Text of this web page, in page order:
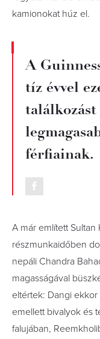
kamionokat húz el.
A
tíz évvel
találkozást
férfiainak.
A már említett Sultan
részmunkaidőben
nepáli Chandra
magasságával
eltértek: Dangi
emellett bivalyok és
falujában,